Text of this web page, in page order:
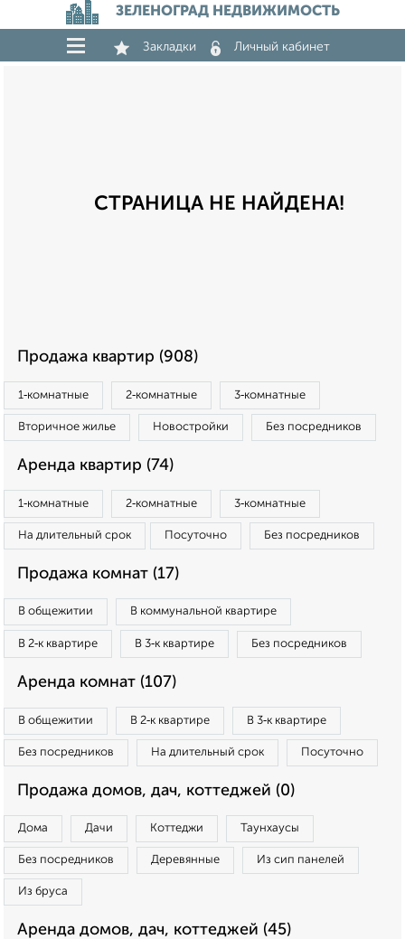
ЗЕЛЕНОГРАД НЕДВИЖИМОСТЬ
Закладки Личный кабинет
СТРАНИЦА НЕ НАЙДЕНА!
Продажа квартир (908)
1‑комнатные 2‑комнатные 3‑комнатные
Вторичное жилье Новостройки Без посредников
Аренда квартир (74)
1‑комнатные 2‑комнатные 3‑комнатные
На длительный срок Посуточно Без посредников
Продажа комнат (17)
В общежитии В коммунальной квартире
В 2‑к квартире В 3‑к квартире Без посредников
Аренда комнат (107)
В общежитии В 2‑к квартире В 3‑к квартире
Без посредников На длительный срок Посуточно
Продажа домов, дач, коттеджей (0)
Дома Дачи Коттеджи Таунхаусы
Без посредников Деревянные Из сип панелей
Из бруса
Аренда домов, дач, коттеджей (45)